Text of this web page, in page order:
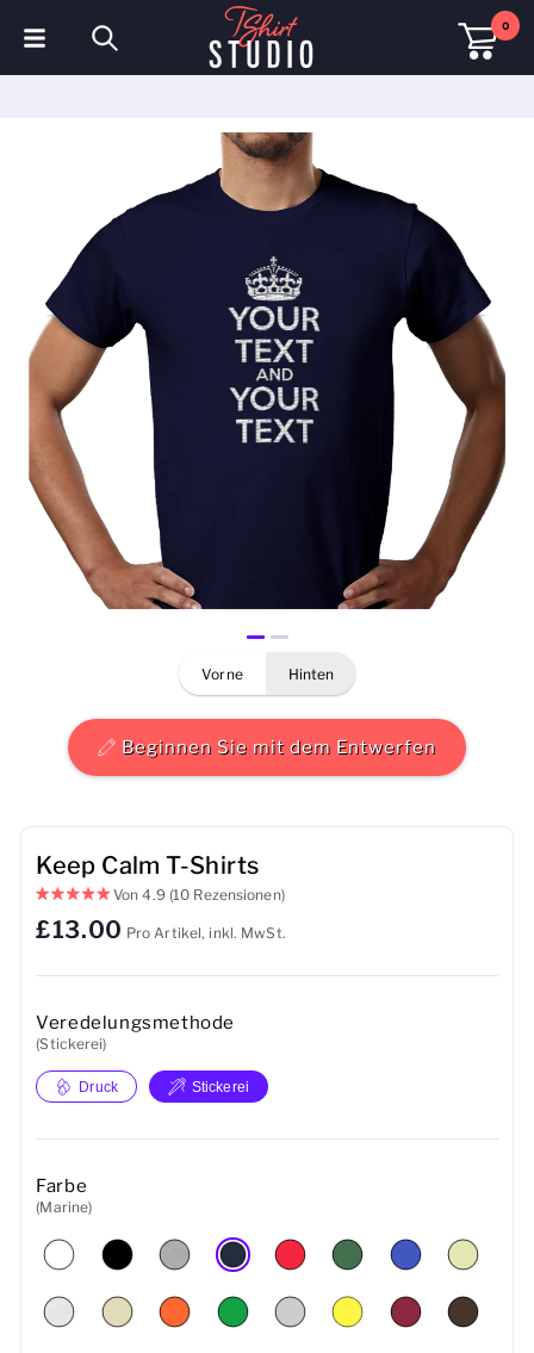
0
Sweatshirts
Mützen & Kappen
Sportbekleidung
Arbeitskleidung
Fleece & Jacken
Warnschutzkleidung
Herren
Baby
Tassen
Sport-Accessoires
vorne hinten
Beginnen Sie mit dem Entwerfen
Keep Calm T-Shirts
Von4.9 (10 Rezensionen)
£13.00 Pro Artikel, inkl. MwSt.
Veredelungsmethode
(Stickerei)
Druck Stickerei
Farbe
(Marine)